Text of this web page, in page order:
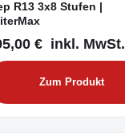
R13 3x8 Stufen |
€ inkl. MwSt.
Zum Produkt